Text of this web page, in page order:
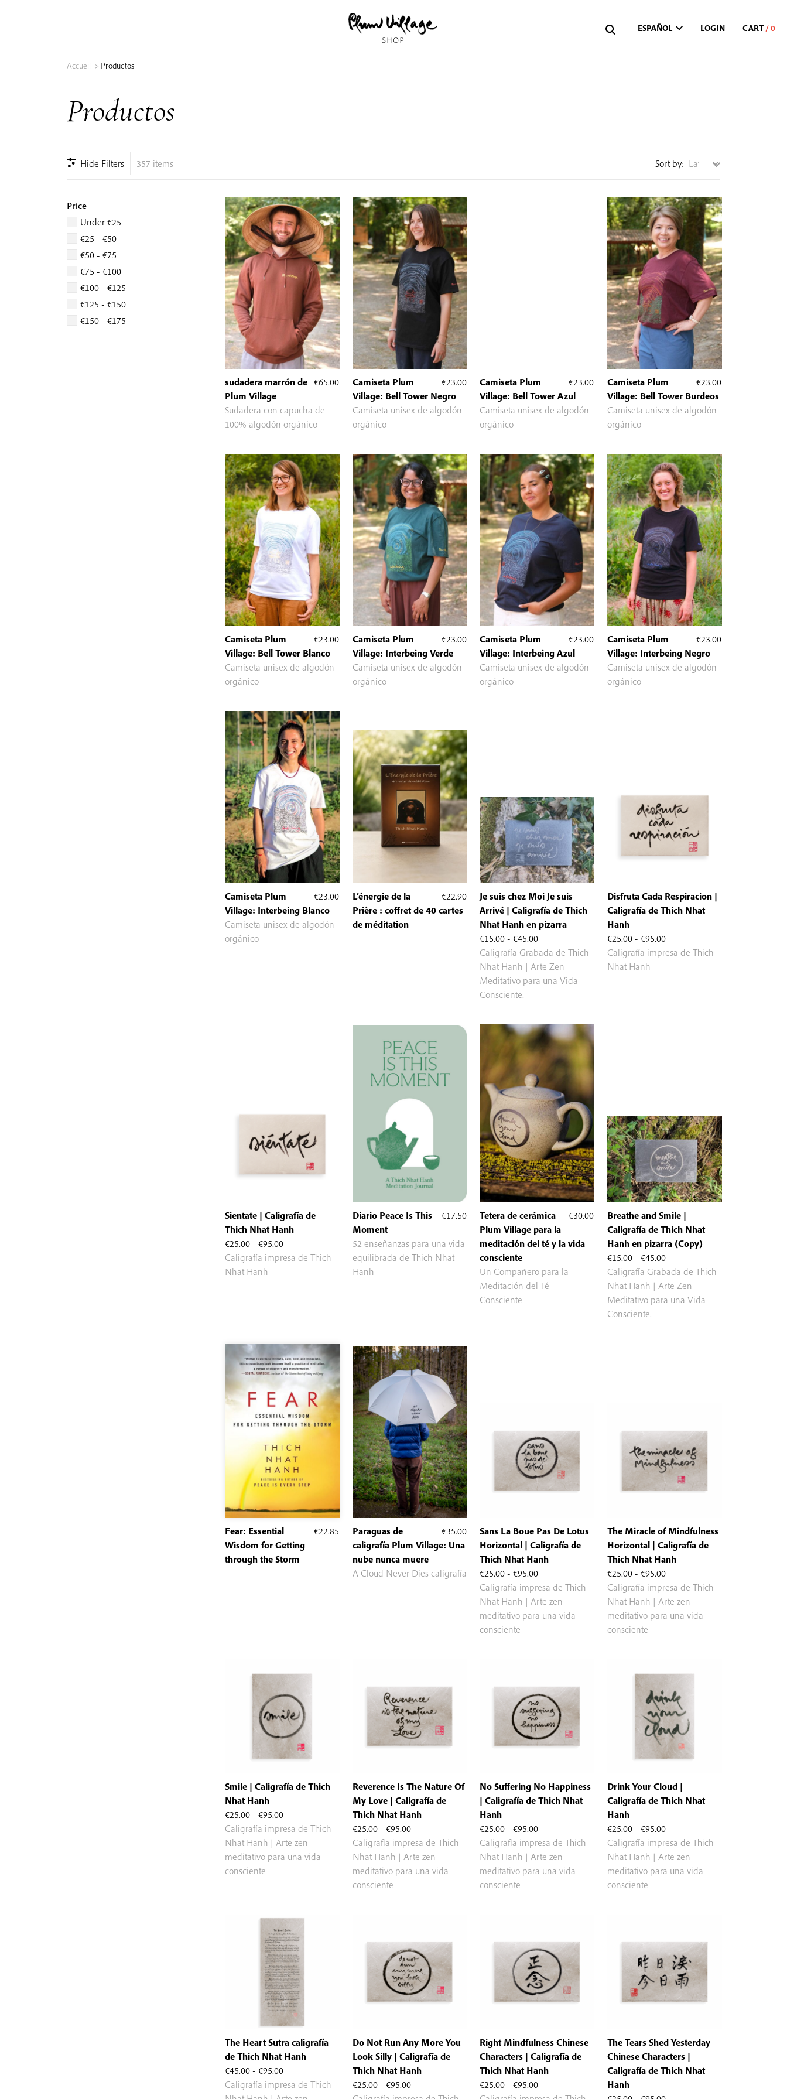
ESPAÑOL LOGIN
Accueil > Productos
Productos
Hide Filters 357 items Sort by:
Price
Under €25
€25 - €50
€50 - €75
€75 - €100
€100 - €125
€125 - €150
€150 - €175
€65.00
sudadera marrón de
Plum Village
Sudadera con capucha de
100% algodón orgánico
€23.00
Camiseta Plum
Village: Bell Tower Negro
Camiseta unisex de algodón
orgánico
€23.00
Camiseta Plum
Village: Bell Tower Azul
Camiseta unisex de algodón
orgánico
€23.00
Camiseta Plum
Village: Bell Tower Burdeos
Camiseta unisex de algodón
orgánico
€23.00
Camiseta Plum
Village: Bell Tower Blanco
Camiseta unisex de algodón
orgánico
€23.00
Camiseta Plum
Village: Interbeing Verde
Camiseta unisex de algodón
orgánico
€23.00
Camiseta Plum
Village: Interbeing Azul
Camiseta unisex de algodón
orgánico
€23.00
Camiseta Plum
Village: Interbeing Negro
Camiseta unisex de algodón
orgánico
€23.00
Camiseta Plum
Village: Interbeing Blanco
Camiseta unisex de algodón
orgánico
€22.90
L’énergie de la
Prière : coffret de 40 cartes
de méditation
€15.00 - €45.00Rango
de
precios:
desde
€45.00
Je suis chez Moi Je suis
Arrivé | Caligrafía de Thich
Nhat Hanh en pizarra
Caligrafía Grabada de Thich
Nhat Hanh | Arte Zen
Meditativo para una Vida
Consciente.
€25.00 - €95.00Rango
de
Disfruta Cada Respiracion |
Caligrafía de Thich Nhat
Hanh
Caligrafía impresa de Thich
Nhat Hanh
€25.00 - €95.00Rango
de
Sientate | Caligrafía de
Thich Nhat Hanh
Caligrafía impresa de Thich
Nhat Hanh
€17.50
Diario Peace Is This
Moment
52 enseñanzas para una vida
equilibrada de Thich Nhat
Hanh
€30.00
Tetera de cerámica
Plum Village para la
meditación del té y la vida
consciente
Un Compañero para la
Meditación del Té
Consciente
€15.00 - €45.00Rango
de
precios:
desde
Breathe and Smile |
Caligrafía de Thich Nhat
Hanh en pizarra (Copy)
Caligrafía Grabada de Thich
Nhat Hanh | Arte Zen
Meditativo para una Vida
Consciente.
€22.85
Fear: Essential
Wisdom for Getting
through the Storm
€35.00
Paraguas de
caligrafía Plum Village: Una
nube nunca muere
A Cloud Never Dies caligrafía
€25.00 - €95.00Rango
de
precios:
desde
Sans La Boue Pas De Lotus
Horizontal | Caligrafía de
Thich Nhat Hanh
Caligrafía impresa de Thich
Nhat Hanh | Arte zen
meditativo para una vida
consciente
€25.00 - €95.00Rango
de
precios:
desde
The Miracle of Mindfulness
Horizontal | Caligrafía de
Thich Nhat Hanh
Caligrafía impresa de Thich
Nhat Hanh | Arte zen
meditativo para una vida
consciente
€25.00 - €95.00Rango
de
precios:
desde
Smile | Caligrafía de Thich
Nhat Hanh
Caligrafía impresa de Thich
Nhat Hanh | Arte zen
meditativo para una vida
consciente
€25.00 - €95.00Rango
de
precios:
desde
Reverence Is The Nature Of
My Love | Caligrafía de
Thich Nhat Hanh
Caligrafía impresa de Thich
Nhat Hanh | Arte zen
meditativo para una vida
consciente
€25.00 - €95.00Rango
de
precios:
desde
No Suffering No Happiness
| Caligrafía de Thich Nhat
Hanh
Caligrafía impresa de Thich
Nhat Hanh | Arte zen
meditativo para una vida
consciente
€25.00 - €95.00Rango
de
precios:
desde
Drink Your Cloud |
Caligrafía de Thich Nhat
Hanh
Caligrafía impresa de Thich
Nhat Hanh | Arte zen
meditativo para una vida
consciente
€45.00 - €95.00Rango
de
The Heart Sutra caligrafía
de Thich Nhat Hanh
Caligrafía impresa de Thich
€25.00 - €95.00Rango
Do Not Run Any More You
Look Silly | Caligrafía de
Thich Nhat Hanh
€25.00 - €95.00Rango
Right Mindfulness Chinese
Characters | Caligrafía de
Thich Nhat Hanh
The Tears Shed Yesterday
Chinese Characters |
Caligrafía de Thich Nhat
Hanh